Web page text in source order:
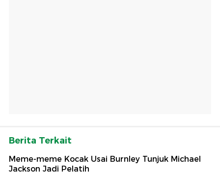
Berita Terkait
Meme-meme Kocak Usai Burnley Tunjuk Michael
Jackson Jadi Pelatih